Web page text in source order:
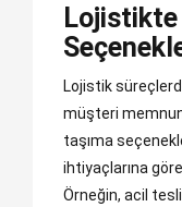
Lojistikte
Lojistik
müşteri
taşıma
ihtiyaçlarına
Örneğin, acil